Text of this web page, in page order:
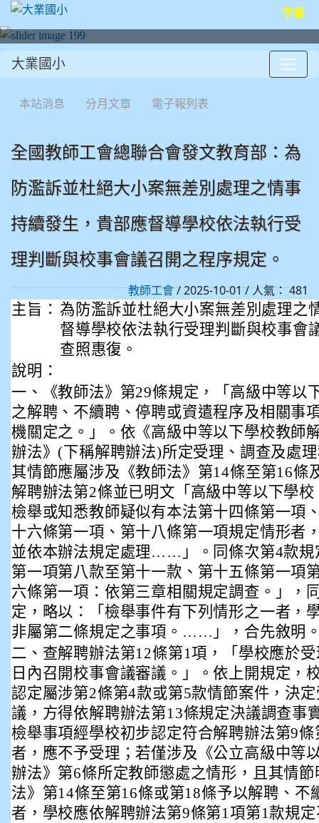
字級
大業國小
本站消息 分月文章 電子報列表
全國教師工會總聯合會發文教育部：為
防濫訴並杜絕大小案無差別處理之情事
持續發生，貴部應督導學校依法執行受
理判斷與校事會議召開之程序規定。
教師工會/ 2025-10-01 / 人氣： 481
主旨： 為防濫訴並杜絕大小案無差別處理之
督導學校依法執行受理判斷與校事會
查照惠復。
說明：
一、《教師法》第29條規定，「高級中等以
之解聘、不續聘、停聘或資遣程序及相關事
機關定之。」。依《高級中等以下學校教師
辦法》(下稱解聘辦法)所定受理、調查及處
其情節應屬涉及《教師法》第14條至第16條
解聘辦法第2條並已明文「高級中等以下學
檢舉或知悉教師疑似有本法第十四條第一項
十六條第一項、第十八條第一項規定情形者
並依本辦法規定處理……」。同條次第4款規
第一項第八款至第十一款、第十五條第一項
六條第一項：依第三章相關規定調查。」，
定，略以：「檢舉事件有下列情形之一者，
非屬第二條規定之事項。……」，合先敘明
二、查解聘辦法第12條第1項，「學校應於
日內召開校事會議審議。」。依上開規定，
認定屬涉第2條第4款或第5款情節案件，決
議，方得依解聘辦法第13條規定決議調查事
檢舉事項經學校初步認定符合解聘辦法第9
者，應不予受理；若僅涉及《公立高級中等
辦法》第6條所定教師懲處之情形，且其情
法》第14條至第16條或第18條予以解聘、不
者，學校應依解聘辦法第9條第1項第1款規